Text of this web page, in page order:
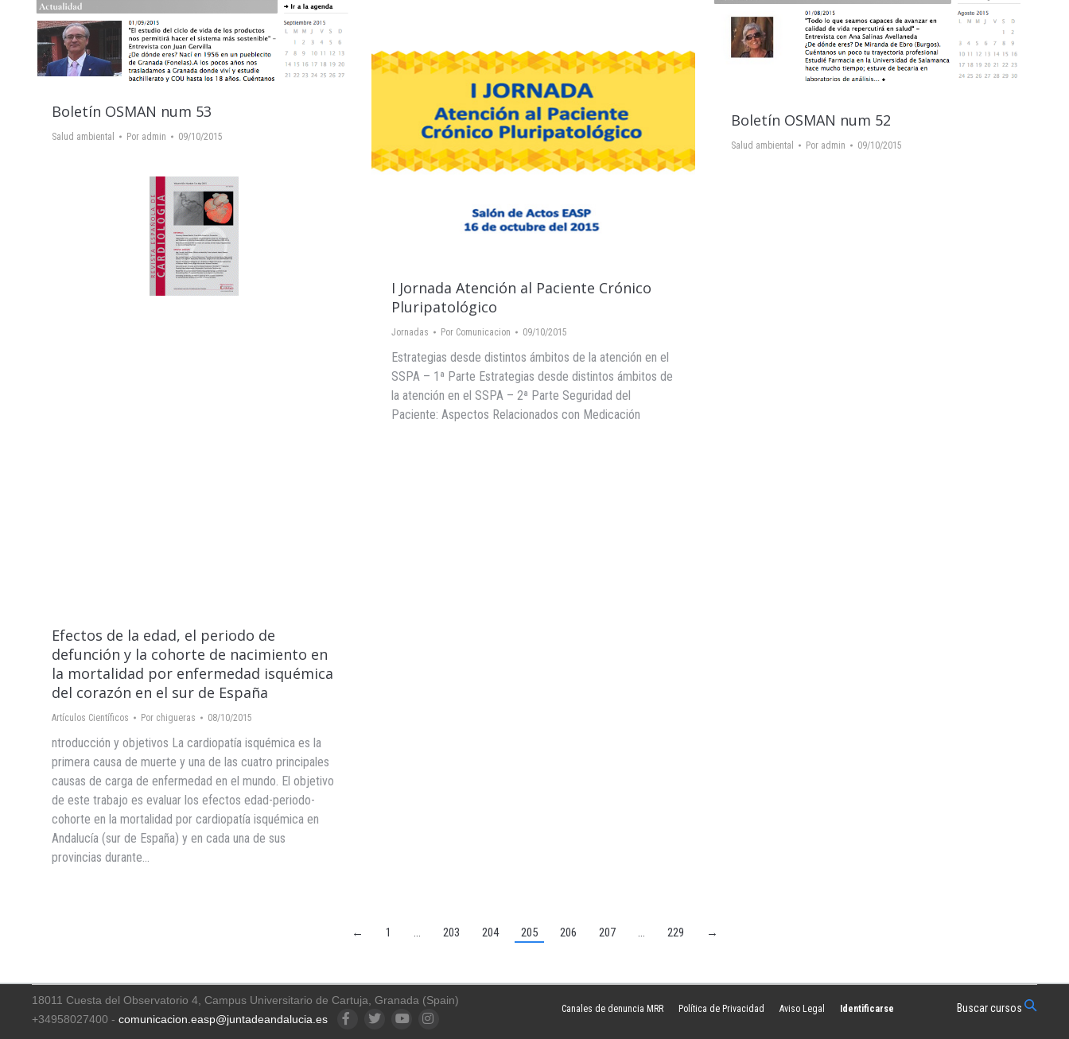
Boletín OSMAN num 53
Salud ambiental Por admin 09/10/2015
Boletín OSMAN num 52
Salud ambiental Por admin 09/10/2015
I Jornada Atención al Paciente Crónico
Pluripatológico
Jornadas Por Comunicacion 09/10/2015
Estrategias desde distintos ámbitos de la atención en el
SSPA – 1ª Parte Estrategias desde distintos ámbitos de
la atención en el SSPA – 2ª Parte Seguridad del
Paciente: Aspectos Relacionados con Medicación
Efectos de la edad, el periodo de
defunción y la cohorte de nacimiento en
la mortalidad por enfermedad isquémica
del corazón en el sur de España
Artículos Científicos Por chigueras 08/10/2015
ntroducción y objetivos La cardiopatía isquémica es la
primera causa de muerte y una de las cuatro principales
causas de carga de enfermedad en el mundo. El objetivo
de este trabajo es evaluar los efectos edad-periodo-
cohorte en la mortalidad por cardiopatía isquémica en
Andalucía (sur de España) y en cada una de sus
provincias durante…
← 1 … 203 204 205 206 207 … 229 →
18011 Cuesta del Observatorio 4, Campus Universitario de Cartuja, Granada (Spain)
+34958027400 - comunicacion.easp@juntadeandalucia.esFacebookTwitterYouTubeInstagram
Canales de denuncia MRR Política de Privacidad Aviso Legal Identificarse Buscar cursos